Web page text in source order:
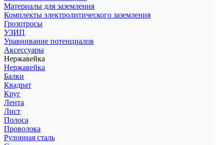
Материалы для заземления
Комплекты электролитического заземления
Грозотросы
УЗИП
Уравнивание потенциалов
Аксессуары
Нержавейка
Нержавейка
Балки
Квадрат
Круг
Лента
Лист
Полоса
Проволока
Рулонная сталь